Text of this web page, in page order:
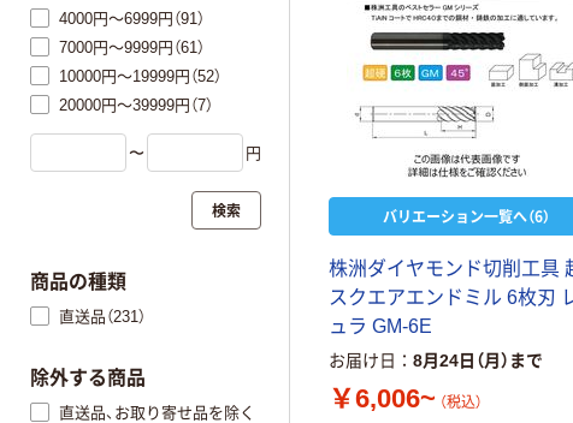
バリエーション一覧へ（6）
株洲ダイヤモンド切削工具
スクエアエンドミル 6枚刃
ュラ GM-6E
お届け日 8月24日（月）まで
￥6,006~ （税込）
4000円～6999円（91）
7000円～9999円（61）
10000円～19999円（52）
20000円～39999円（7）
〜 円
検索
商品の種類
直送品（231）
除外する商品
直送品、お取り寄せ品を除く